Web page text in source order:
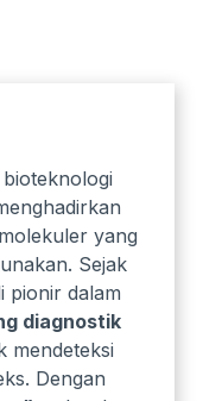
yang
Sejak
pionir dalam
diagnostik
mendeteksi
Dengan